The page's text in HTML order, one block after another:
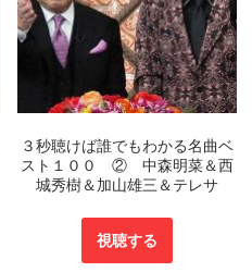
３秒聴けば誰でもわかる名曲ベ
スト１００ ② 中森明菜＆西
城秀樹＆加山雄三＆テレサ
視聴する